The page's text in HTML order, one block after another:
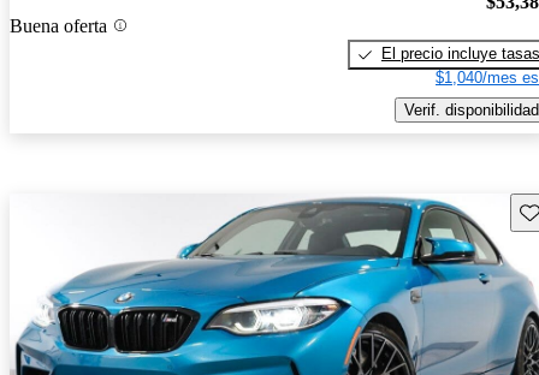
Buena oferta
El precio incluye tasas
$1,040/mes
Verif. disponibilidad